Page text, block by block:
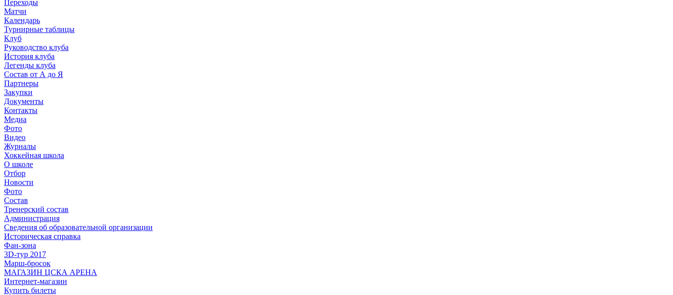
Переходы
Матчи
Календарь
Турнирные таблицы
Клуб
Руководство клуба
История клуба
Легенды клуба
Состав от А до Я
Партнеры
Закупки
Документы
Контакты
Медиа
Фото
Видео
Журналы
Хоккейная школа
О школе
Отбор
Новости
Фото
Состав
Тренерский состав
Администрация
Сведения об образовательной организации
Историческая справка
Фан-зона
3D-тур 2017
Марш-бросок
МАГАЗИН ЦСКА АРЕНА
Интернет-магазин
Купить билеты